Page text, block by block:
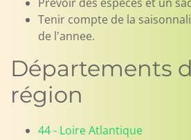
Tenir compte de la
de l'annee.
Départements
région
44 - Loire Atlantique